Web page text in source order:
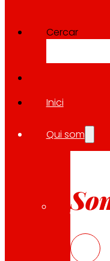
Cercar
Inici
Qui som